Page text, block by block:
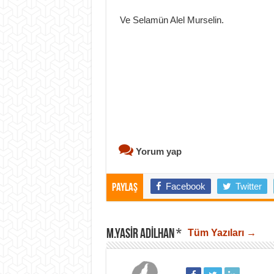
Ve Selamün Alel Murselin.
Yorum yap
Paylaş Facebook Twitter
M.YASIR ADILHAN * Tüm Yazıları →